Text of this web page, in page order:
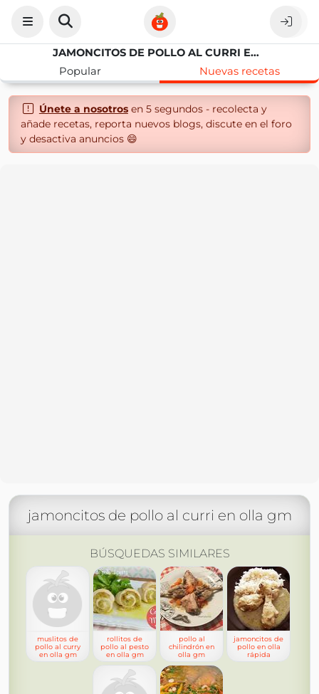
JAMONCITOS DE POLLO AL CURRI EN OLLA GM
Popular
Nuevas recetas
Únete a nosotrosen 5 segundos - recolecta y
añade recetas, reporta nuevos blogs, discute en el foro
y desactiva anuncios 😄
jamoncitos de pollo al curri en olla gm
BÚSQUEDAS SIMILARES
muslitos de
pollo al curry
en olla gm
rollitos de
pollo al pesto
en olla gm
pollo al
chilindrón en
olla gm
jamoncitos de
pollo en olla
rápida